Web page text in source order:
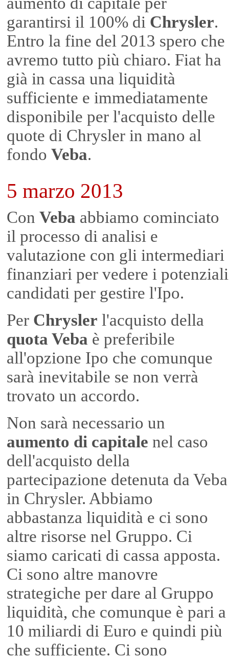
garantirsi il 100% di Chrysler.
Entro la fine del 2013 spero che
avremo tutto più chiaro. Fiat ha
già in cassa una liquidità
sufficiente e immediatamente
disponibile per l'acquisto delle
quote di Chrysler in mano al
fondo Veba.
5 marzo 2013
Con Veba abbiamo cominciato
il processo di analisi e
valutazione con gli intermediari
finanziari per vedere i potenziali
candidati per gestire l'Ipo.
Per Chrysler l'acquisto della
quota Veba è preferibile
all'opzione Ipo che comunque
sarà inevitabile se non verrà
trovato un accordo.
Non sarà necessario un
aumento di capitale nel caso
dell'acquisto della
partecipazione detenuta da Veba
in Chrysler. Abbiamo
abbastanza liquidità e ci sono
altre risorse nel Gruppo. Ci
siamo caricati di cassa apposta.
Ci sono altre manovre
strategiche per dare al Gruppo
liquidità, che comunque è pari a
10 miliardi di Euro e quindi più
che sufficiente. Ci sono